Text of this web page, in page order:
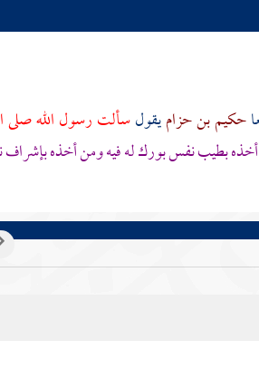
حكيم بن حزاميقولسألت رسول الله صلى
بطيب نفس بورك له فيه ومن أخذه بإشراف